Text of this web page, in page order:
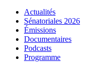
Actualités
Sénatoriales 2026
Émissions
Documentaires
Podcasts
Programme